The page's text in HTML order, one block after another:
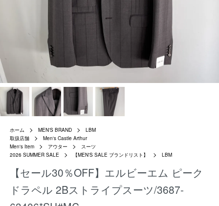
ホーム MEN'S BRAND
LBM
取扱店舗
Men's Castle Arthur
Men's Item
アウター
スーツ
2026 SUMMER SALE
【MEN'S SALE ブランドリスト】 LBM
【セール30％OFF】エルビーエム ピーク
ドラペル 2Bストライプスーツ/3687-